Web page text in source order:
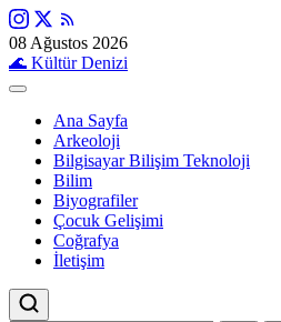
08 Ağustos 2026
🌊 Kültür Denizi
Ana Sayfa
Arkeoloji
Bilgisayar Bilişim Teknoloji
Bilim
Biyografiler
Çocuk Gelişimi
Coğrafya
İletişim